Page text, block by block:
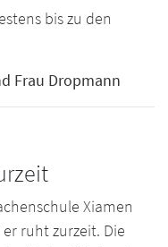
bis zu den
Frau Dropmann
Xiamen
ruht zurzeit. Die